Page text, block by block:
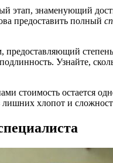
этап, знаменующий
предоставить полный
Узнайте,
стоимость остается
хлопот и